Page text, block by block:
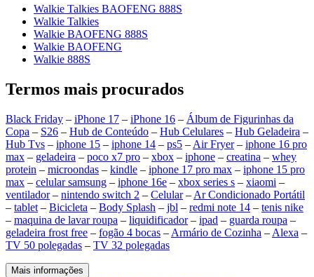
Walkie Talkies BAOFENG 888S
Walkie Talkies
Walkie BAOFENG 888S
Walkie BAOFENG
Walkie 888S
Termos mais procurados
Black Friday – iPhone 17 – iPhone 16 – Álbum de Figurinhas da
Copa – S26 – Hub de Conteúdo – Hub Celulares – Hub Geladeira –
Hub Tvs – iphone 15 – iphone 14 – ps5 – Air Fryer– iphone 16 pro
max – geladeira – poco x7 pro – xbox – iphone – creatina – whey
protein – microondas – kindle – iphone 17 pro max – iphone 15 pro
max – celular samsung – iphone 16e – xbox series s – xiaomi –
ventilador– nintendo switch 2 – Celular– Ar Condicionado Portátil
– tablet – Bicicleta – Body Splash – jbl – redmi note 14 – tenis nike
– maquina de lavar roupa – liquidificador– ipad – guarda roupa –
geladeira frost free – fogão 4 bocas – Armário de Cozinha – Alexa –
TV 50 polegadas – TV 32 polegadas
Mais informações